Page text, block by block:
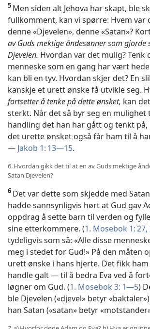
5 Men siden alt Jehova har skapt, ble
fullkomment, kan vi spørre: Hvem var
denne «Djevelen», denne «Satan»?
av Guds mektige åndesønner som gjorde
Djevelen. Hvordan var det mulig? Tenk
menneske som en gang har vært
kan bli en tyv. Hvordan skjer det? En
kanskje et urett ønske få utvikle seg.
fortsetter å tenke på dette ønsket, kan
sterkt. Når det så byr seg en mulighet
handling det han har gått og tenkt
det urette ønsket også får ham til å
— Jakob 1: 13—15.
6. Hvordan gikk det til at en av Guds mektige
Satan Djevelen?
6 Det var dette som skjedde med
hadde sannsynligvis hørt at Gud gav
oppdrag å sette barn til verden og
sine etterkommere. (1. Mosebok 1: 27,
tydeligvis som så: «Alle disse
meg i stedet for Gud!» På den måten
urett ønske i hans hjerte. Det fikk
handle galt — til å bedra Eva ved å
løgner om Gud. (1. Mosebok 3: 1—5)
ble Djevelen («djevel» betyr
han Satan («satan» betyr